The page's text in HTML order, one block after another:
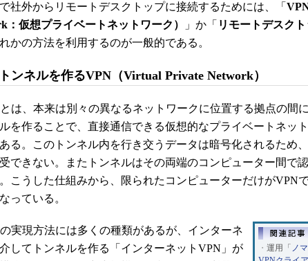
社外からリモートデスクトップに接続するためには、「
：仮想プライベートネットワーク）
」か「 リモートデスク
かの方法を利用するのが一般的である。
ンネルを作るVPN（Virtual Private Network）
は、本来は別々の異なるネットワークに位置する拠点の間
ルを作ることで、直接通信できる仮想的なプライベートネッ
る。このトンネル内を行き交うデータは暗号化されるため
できない。またトンネルはその両端のコンピューター間で
こうした仕組みから、限られたコンピューターだけがVPN
っている。
・ 運用「 ノ
実現方法には多くの種類があるが、インターネ
してトンネルを作る「インターネットVPN」が